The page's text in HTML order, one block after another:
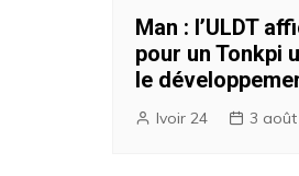
Man : l’ULDT
pour un Tonkpi
le
Ivoir 24 3